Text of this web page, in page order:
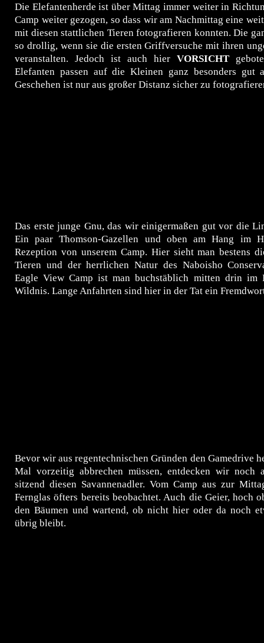
Die Elefantenherde ist über Mittag immer weiter in
Camp weiter gezogen, so dass wir am Nachmittag eine
mit diesen stattlichen Tieren fotografieren konnten. Die
so drollig, wenn sie die ersten Griffversuche mit ihren
veranstalten. Jedoch ist auch hier VORSICHT
Elefanten passen auf die Kleinen ganz besonders gut
Geschehen ist nur aus großer Distanz sicher zu
Das erste junge Gnu, das wir einigermaßen gut vor die
Ein paar Thomson-Gazellen und oben am Hang im
Rezeption von unserem Camp. Hier sieht man bestens
Tieren und der herrlichen Natur des Naboisho
Eagle View Camp ist man buchstäblich mitten drin im
Wildnis. Lange Anfahrten sind hier in der Tat ein
Bevor wir aus regentechnischen Gründen den Gamedrive
Mal vorzeitig abbrechen müssen, entdecken wir noch
sitzend diesen Savannenadler. Vom Camp aus zur
Fernglas öfters bereits beobachtet. Auch die Geier, hoch
den Bäumen und wartend, ob nicht hier oder da noch
übrig bleibt.